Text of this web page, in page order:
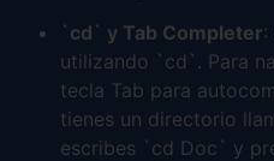
`cd` y Tab Completer:
utilizando `cd`. Para
tecla Tab para
tienes un directorio
escribes `cd Doc` y